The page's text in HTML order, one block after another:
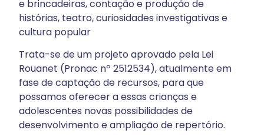
e brincadeiras, contação e produção de
histórias, teatro, curiosidades investigativas e
cultura popular
Trata-se de um projeto aprovado pela Lei
Rouanet (Pronac nº 2512534), atualmente em
fase de captação de recursos, para que
possamos oferecer a essas crianças e
adolescentes novas possibilidades de
desenvolvimento e ampliação de repertório.